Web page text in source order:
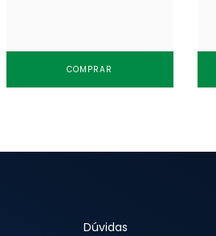
COMPRAR
Dúvidas